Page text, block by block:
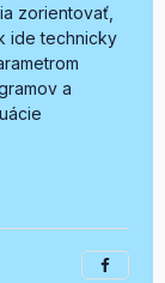
zorientovať,
ide technicky
a